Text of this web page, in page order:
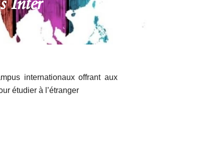
internationaux offrant aux
étudier à l’étranger